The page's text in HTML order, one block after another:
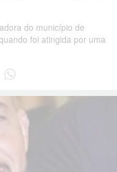
do município de
foi atingida por uma